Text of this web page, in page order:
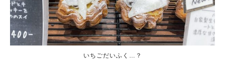
いちごだいふく…？